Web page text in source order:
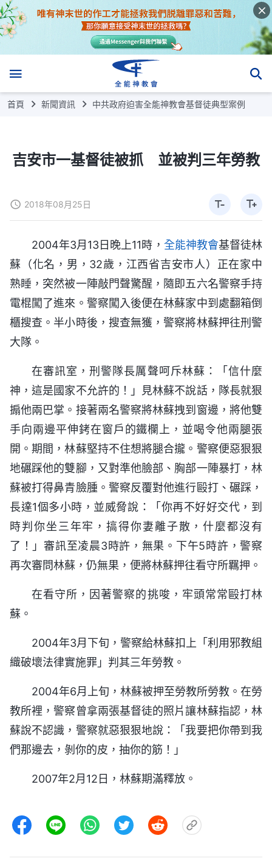
首頁 新聞資訊 中共政府迫害全能神教會基督徒典型案例
吉安市一基督徒被抓 並被判三年勞教
2018年08月25日
2004年3月13日晚上11時， 全能神教會基督徒林
蘇（化名，男，32歲，江西省吉安市人）正在家中
熟睡，突然被一陣敲門聲驚醒，隨即五六名警察手持
電棍闖了進來。警察闖入後便在林蘇家中到處翻箱倒
櫃搜查。半小時後，搜查無獲，警察將林蘇押往刑警
大隊。
在審訊室，刑警隊長厲聲呵斥林蘇：「信什麼
神，這是國家不允許的！」見林蘇不說話，隊長就狠
搧他兩巴掌。接著兩名警察將林蘇拽到窗邊，將他雙
手向兩邊平伸銬在窗戶的鐵欄上，並喝令他兩腿張
開。期間，林蘇堅持不住想將腿合攏。警察便惡狠狠
地碾踩他的雙腳，又對準他臉部、胸部一陣暴打，林
蘇被打得鼻青臉腫。警察反覆對他進行毆打、碾踩，
長達1個多小時，並威脅說：「你再不好好交代，到
時判你坐三年牢，搞得你妻離子散，什麼都沒有
了！」審訊至凌晨3時許，無果。下午5時許，警察
再次審問林蘇，仍無果，便將林蘇押往看守所羈押。
在看守所，因著警察的挑唆，牢頭常常毆打林
蘇。
2004年3月下旬，警察給林蘇扣上「利用邪教組
織破壞法律實施罪」判其三年勞教。
2004年6月上旬，林蘇被押至勞教所勞教。在勞
教所裡，警察曾拿兩張基督徒的照片讓林蘇指認，林
蘇說不認識，警察就惡狠狠地說：「我要把你帶到我
們那邊去，剝你的皮，抽你的筋！」
2007年2月12日，林蘇期滿釋放。